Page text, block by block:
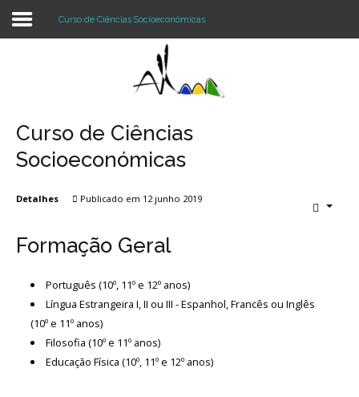
Register
Oferta
Notícias
Contactos
Curso de Ciências Socioeconómicas
Curso de Ciências
Socioeconómicas
Detalhes Publicado em 12 junho 2019
Formação Geral
Português (10º, 11º e 12º anos)
Língua Estrangeira I, II ou III - Espanhol, Francês ou Inglês
(10º e 11º anos)
Filosofia (10º e 11º anos)
Educação Física (10º, 11º e 12º anos)